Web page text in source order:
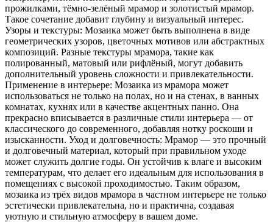
прожилками, тёмно-зелёный мрамор и золотистый мрамор.
Такое сочетание добавит глубину и визуальный интерес.
Узоры и текстуры: Мозаика может быть выполнена в виде
геометрических узоров, цветочных мотивов или абстрактных
композиций. Разные текстуры мрамора, такие как
полированный, матовый или рифлёный, могут добавить
дополнительный уровень сложности и привлекательности.
Применение в интерьере: Мозаика из мрамора может
использоваться не только на полах, но и на стенах, в ванных
комнатах, кухнях или в качестве акцентных панно. Она
прекрасно вписывается в различные стили интерьера — от
классического до современного, добавляя нотку роскоши и
изысканности. Уход и долговечность: Мрамор — это прочный
и долговечный материал, который при правильном уходе
может служить долгие годы. Он устойчив к влаге и высоким
температурам, что делает его идеальным для использования в
помещениях с высокой проходимостью. Таким образом,
мозаика из трёх видов мрамора в частном интерьере не только
эстетически привлекательна, но и практична, создавая
уютную и стильную атмосферу в вашем доме.